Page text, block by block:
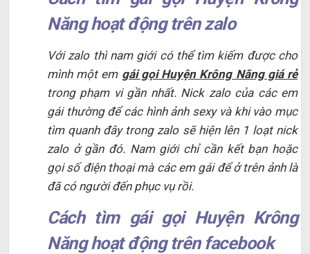
Năng hoạt động trên zalo
Với zalo thì nam giới có thể tìm kiếm được cho
mình một em gái gọi Huyện Krông Năng giá rẻ
trong phạm vi gần nhất. Nick zalo của các em
gái thường để các hình ảnh sexy và khi vào mục
tìm quanh đây trong zalo sẽ hiện lên 1 loạt nick
zalo ở gần đó. Nam giới chỉ cần kết bạn hoặc
gọi số điện thoại mà các em gái để ở trên ảnh là
đã có người đến phục vụ rồi.
Cách tìm gái gọi Huyện Krông
Năng hoạt động trên facebook